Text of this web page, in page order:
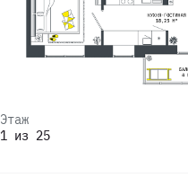
Этаж
1 из 25